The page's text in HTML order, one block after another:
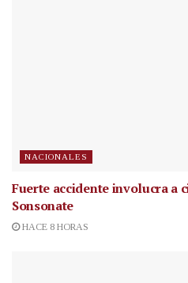
NACIONALES
Fuerte accidente involucra a
Sonsonate
HACE 8 HORAS